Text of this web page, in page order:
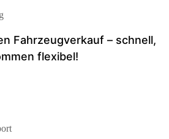
Fahrzeugverkauf – schnell,
flexibel!